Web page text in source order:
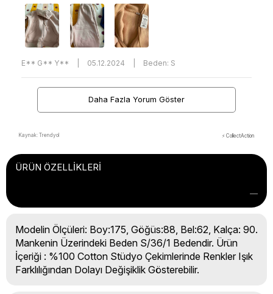
E** G** Y** 05.12.2024 Beden: S
Daha Fazla Yorum Göster
Kaynak: Trendyol ⚡ CollectAction
ÜRÜN ÖZELLIKLERI
Modelin Ölçüleri: Boy:175, Göğüs:88, Bel:62, Kalça: 90.
Mankenin Üzerindeki Beden S/36/1 Bedendir. Ürün
İçeriği : %100 Cotton Stüdyo Çekimlerinde Renkler Işık
Farklılığından Dolayı Değişiklik Gösterebilir.